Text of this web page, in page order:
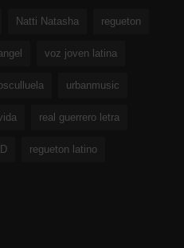
Natti Natasha regueton
voz joven latina
urbanmusic
real guerrero letra
regueton latino